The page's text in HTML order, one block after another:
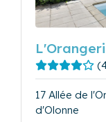
17 Allée de
d'Olonne